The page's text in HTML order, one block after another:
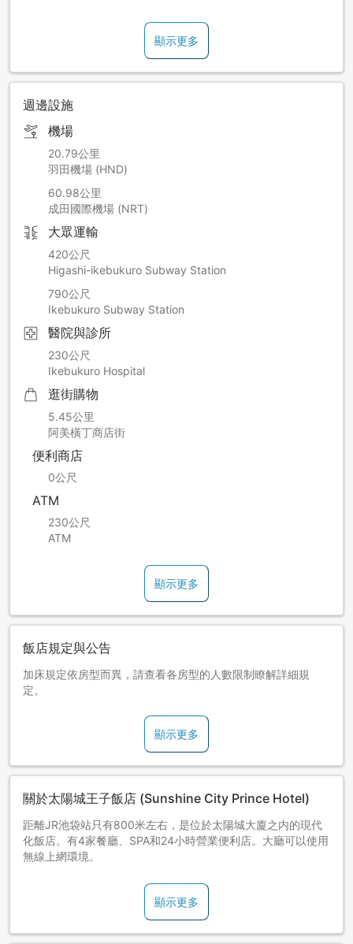
顯示更多
週邊設施
機場
20.79公里
羽田機場 (HND)
60.98公里
成田國際機場 (NRT)
大眾運輸
420公尺
Higashi-ikebukuro Subway Station
790公尺
Ikebukuro Subway Station
醫院與診所
230公尺
Ikebukuro Hospital
逛街購物
5.45公里
阿美橫丁商店街
便利商店
0公尺
ATM
230公尺
ATM
顯示更多
飯店規定與公告
加床規定依房型而異，請查看各房型的人數限制瞭解詳細規
定。
顯示更多
關於太陽城王子飯店 (Sunshine City Prince Hotel)
距離JR池袋站只有800米左右，是位於太陽城大廈之内的現代
化飯店。有4家餐廳、SPA和24小時營業便利店。大廳可以使用
無線上網環境。
顯示更多